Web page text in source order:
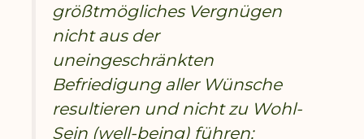
größtmögliches Vergnügen
nicht aus der
uneingeschränkten
Befriedigung aller Wünsche
resultieren und nicht zu Wohl-
Sein (well-being) führen;